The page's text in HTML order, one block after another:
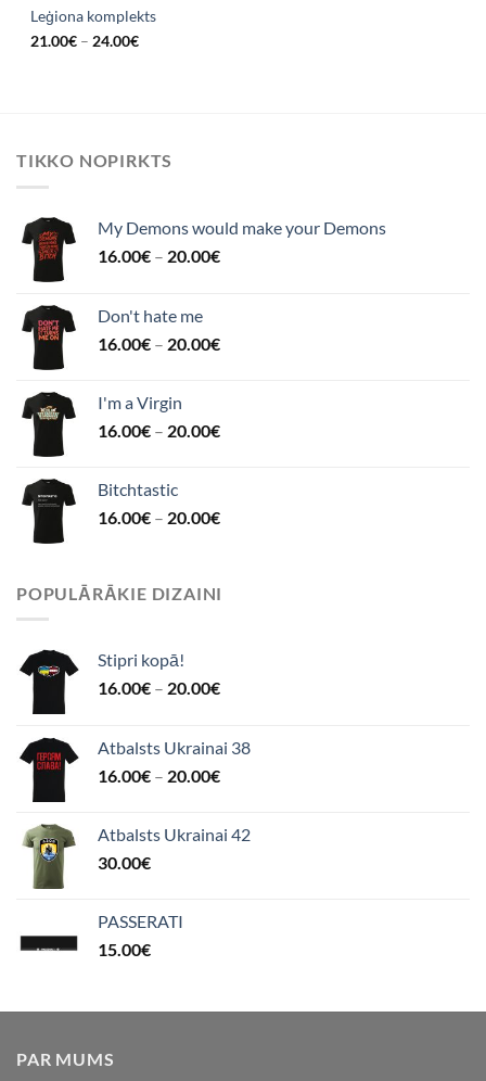
Leģiona komplekts
21.00€– 24.00€
TIKKO NOPIRKTS
My Demons would make your Demons
16.00€ – 20.00€
Don't hate me
16.00€ – 20.00€
I'm a Virgin
16.00€ – 20.00€
Bitchtastic
16.00€ – 20.00€
POPULĀRĀKIE DIZAINI
Stipri kopā!
16.00€ – 20.00€
Atbalsts Ukrainai 38
16.00€ – 20.00€
Atbalsts Ukrainai 42
30.00€
PASSERATI
15.00€
PAR MUMS